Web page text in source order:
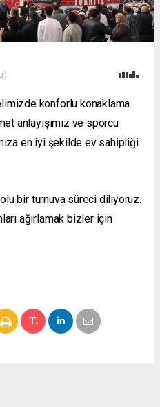
konforlu konaklama
anlayışımız ve sporcu
en iyi şekilde ev sahipliği
bir turnuva süreci diliyoruz.
ağırlamak bizler için